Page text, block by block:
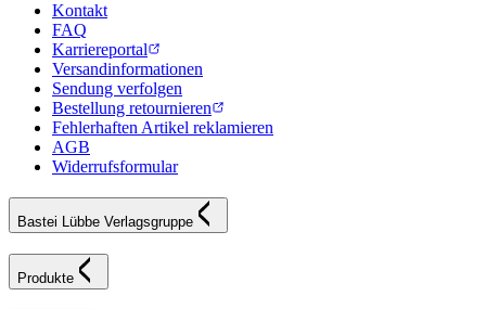
Kontakt
FAQ
Karriereportal
Versandinformationen
Sendung verfolgen
Bestellung retournieren
Fehlerhaften Artikel reklamieren
AGB
Widerrufsformular
Bastei Lübbe Verlagsgruppe
Produkte